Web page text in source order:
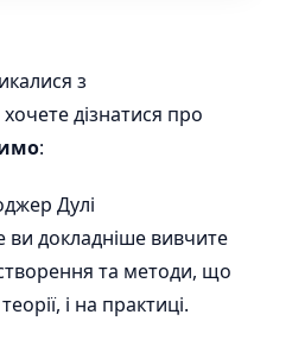
з
дізнатися про
:
Дулі
ви докладніше вивчите
та методи, що
і на практиці.